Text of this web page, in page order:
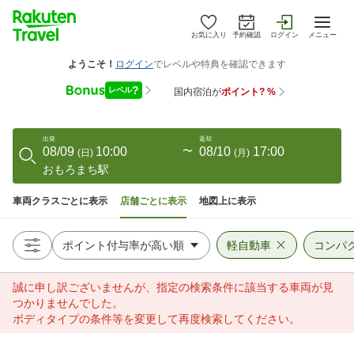
お気に入り 予約確認 ログイン メニュー
出発
08/09 (日) 10:00 〜
返却
08/10 (月 ) 17:00
おもろまち駅
車両クラスごとに表示 店舗ごとに表示 地図上に表示
軽自動車 コンパ
誠に申し訳ございませんが、指定の検索条件に該当する車両が見
つかりませんでした。
ボディタイプの条件等を変更して再度検索してください。